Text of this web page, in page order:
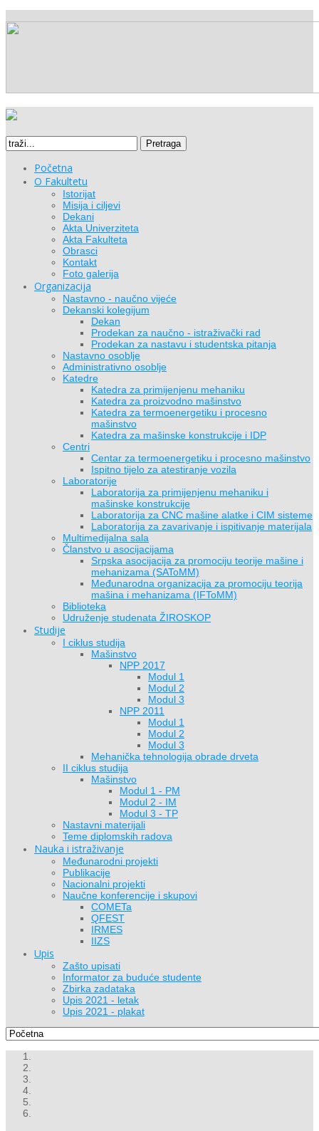
Pretraga
Početna
O Fakultetu
Istorijat
Misija i ciljevi
Dekani
Akta Univerziteta
Akta Fakulteta
Obrasci
Kontakt
Foto galerija
Organizacija
Nastavno - naučno vijeće
Dekanski kolegijum
Dekan
Prodekan za naučno - istraživački rad
Prodekan za nastavu i studentska pitanja
Nastavno osoblje
Administrativno osoblje
Katedre
Katedra za primijenjenu mehaniku
Katedra za proizvodno mašinstvo
Katedra za termoenergetiku i procesno
mašinstvo
Katedra za mašinske konstrukcije i IDP
Centri
Centar za termoenergetiku i procesno mašinstvo
Ispitno tijelo za atestiranje vozila
Laboratorije
Laboratorija za primijenjenu mehaniku i
mašinske konstrukcije
Laboratorija za CNC mašine alatke i CIM sisteme
Laboratorija za zavarivanje i ispitivanje materijala
Multimedijalna sala
Članstvo u asocijacijama
Srpska asocijacija za promociju teorije mašine i
mehanizama (SAToMM)
Međunarodna organizacija za promociju teorija
mašina i mehanizama (IFToMM)
Biblioteka
Udruženje studenata ŽIROSKOP
Studije
I ciklus studija
Mašinstvo
NPP 2017
Modul 1
Modul 2
Modul 3
NPP 2011
Modul 1
Modul 2
Modul 3
Mehanička tehnologija obrade drveta
II ciklus studija
Mašinstvo
Modul 1 - PM
Modul 2 - IM
Modul 3 - TP
Nastavni materijali
Teme diplomskih radova
Nauka i istraživanje
Međunarodni projekti
Publikacije
Nacionalni projekti
Naučne konferencije i skupovi
COMETa
QFEST
IRMES
IIZS
Upis
Zašto upisati
Informator za buduće studente
Zbirka zadataka
Upis 2021 - letak
Upis 2021 - plakat